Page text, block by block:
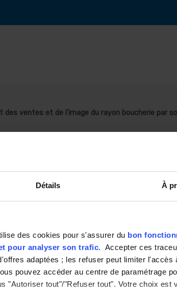
Détails À
des cookies pour s'assurer du bon
pour analyser son trafic. Accepter ces
adaptées ; les refuser peut limiter l'accès
pouvez accéder au centre de paramétrage
"Autoriser tout"/"Refuser tout". Votre choix est
des ventes et de l’image du rayon boucherie par